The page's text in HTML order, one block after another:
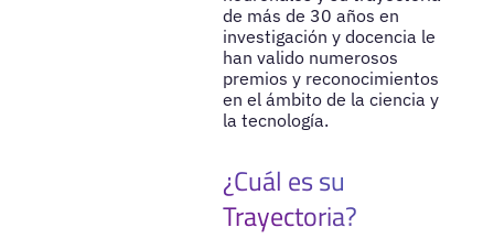
de más de 30 años en
investigación y docencia le
han valido numerosos
premios y reconocimientos
en el ámbito de la ciencia y
la tecnología.
¿Cuál es su
Trayectoria?